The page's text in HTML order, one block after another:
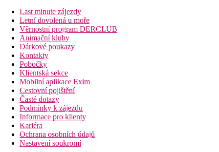
Dětský bazén
Bar u bazénu
Fotogalerie
Last minute zájezdy
Letní dovolená u moře
Věrnostní program DERCLUB
Animační kluby
Dárkové poukazy
Kontakty
Pobočky
Klientská sekce
Mobilní aplikace Exim
Cestovní pojištění
Časté dotazy
Podmínky k zájezdu
Informace pro klienty
Kariéra
Ochrana osobních údajů
Nastavení soukromí